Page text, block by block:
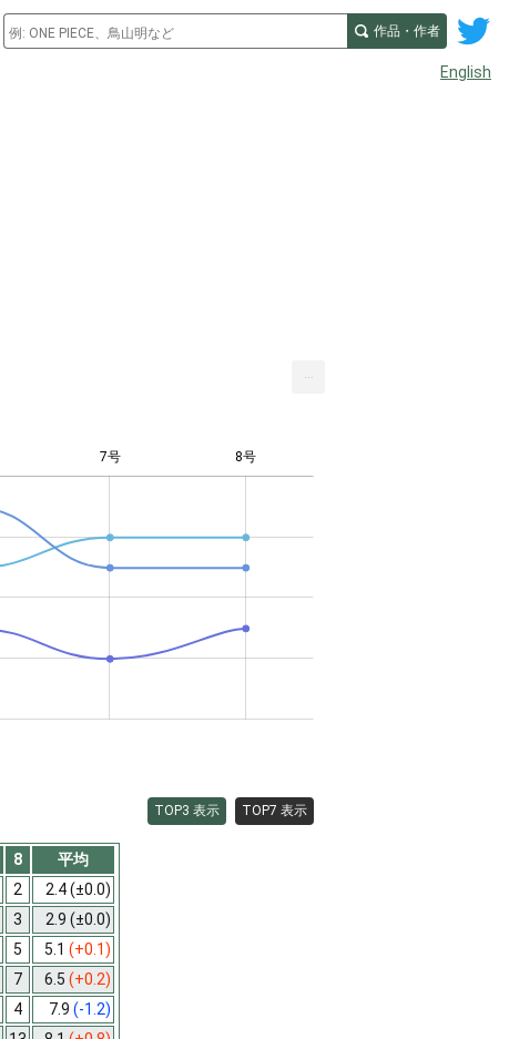
作品・作者
English
7号 8号
TOP3 表示 TOP7 表示
8
平均
2 2.4(±0.0)
3 2.9 (±0.0)
5 5.1 (+0.1)
7 6.5 (+0.2)
4 7.9 (-1.2)